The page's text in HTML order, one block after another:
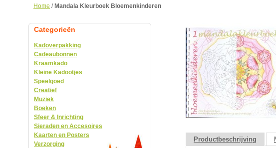
Home / Mandala Kleurboek Bloemenkinderen
Productbeschrijving
Categorieën
Kadoverpakking
Cadeaubonnen
Kraamkado
Kleine Kadootjes
Speelgoed
Creatief
Muziek
Boeken
Sfeer & Inrichting
Sieraden en Accesoires
Kaarten en Posters
Verzorging